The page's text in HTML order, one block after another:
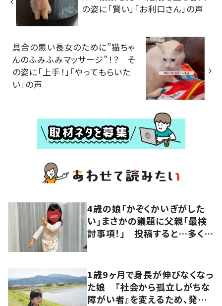
の姿に「賢い」「お利口さん」の声
具合の悪い長女のために”猫ちゃ
んのふみふみマッサージ”！？ そ
の姿に「上手！」「やってもらいた
い」の声
4歳の娘「かぞくかいぎがした
い」まさかの議題に父親「最検
討事項！」 投稿すると…多くの
1歳9ヶ月で身長が伸びなくなっ
た娘 『社会から孤立しがちな
障がい者』を変えるため、発信